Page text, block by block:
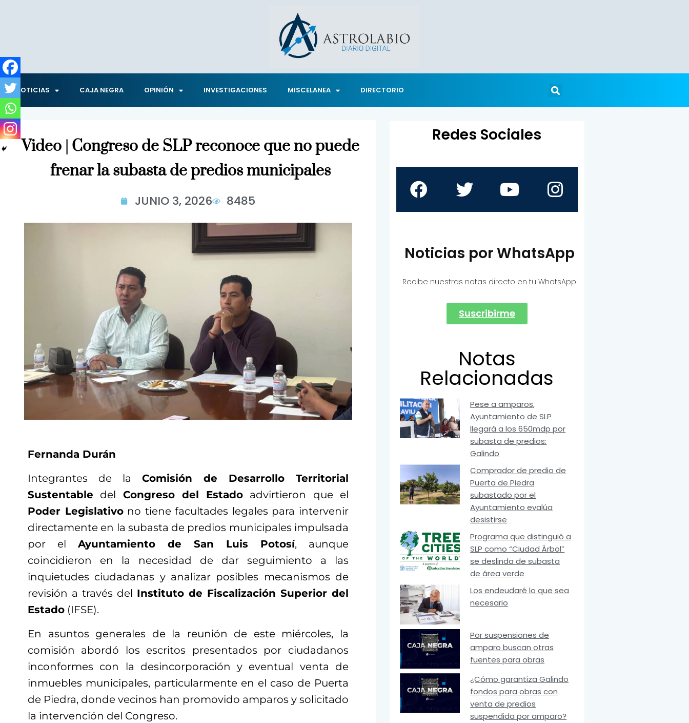
NOTICIAS CAJA NEGRA OPINIÓN INVESTIGACIONES MISCELANEA DIRECTORIO
Video | Congreso de SLP reconoce que no puede
frenar la subasta de predios municipales
JUNIO 3, 2026 8485
Fernanda Durán
Integrantes de la Comisión de Desarrollo Territorial
Sustentable del Congreso del Estado advirtieron que el
Poder Legislativono tiene facultades legales para intervenir
directamente en la subasta de predios municipales impulsada
por el Ayuntamiento de San Luis Potosí, aunque
coincidieron en la necesidad de dar seguimiento a las
inquietudes ciudadanas y analizar posibles mecanismos de
revisión a través del Instituto de Fiscalización Superior del
Estado (IFSE).
En asuntos generales de la reunión de este miércoles, la
comisión abordó los escritos presentados por ciudadanos
inconformes con la desincorporación y eventual venta de
inmuebles municipales, particularmente en el caso de Puerta
de Piedra, donde vecinos han promovido amparos y solicitado
la intervención del Congreso.
Redes Sociales
Noticias por WhatsApp
Recibe nuestras notas directo en tu WhatsApp
Suscribirme
Notas
Relacionadas
Pese a amparos,
Ayuntamiento de SLP
llegará a los 650mdp por
subasta de predios:
Galindo
Comprador de predio de
Puerta de Piedra
subastado por el
Ayuntamiento evalúa
desistirse
Programa que distinguió a
SLP como “Ciudad Árbol”
se deslinda de subasta
de área verde
Los endeudaré lo que sea
necesario
Por suspensiones de
amparo buscan otras
fuentes para obras
¿Cómo garantiza Galindo
fondos para obras con
venta de predios
suspendida por amparo?